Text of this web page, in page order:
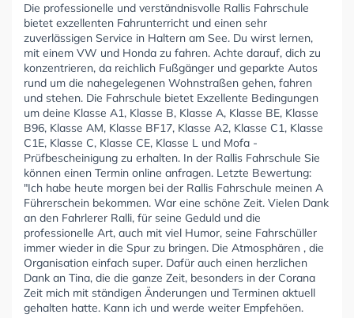
Die professionelle und verständnisvolle Rallis Fahrschule
bietet exzellenten Fahrunterricht und einen sehr
zuverlässigen Service in Haltern am See. Du wirst lernen,
mit einem VW und Honda zu fahren. Achte darauf, dich zu
konzentrieren, da reichlich Fußgänger und geparkte Autos
rund um die nahegelegenen Wohnstraßen gehen, fahren
und stehen. Die Fahrschule bietet Exzellente Bedingungen
um deine Klasse A1, Klasse B, Klasse A, Klasse BE, Klasse
B96, Klasse AM, Klasse BF17, Klasse A2, Klasse C1, Klasse
C1E, Klasse C, Klasse CE, Klasse L und Mofa -
Prüfbescheinigung zu erhalten. In der Rallis Fahrschule Sie
können einen Termin online anfragen. Letzte Bewertung:
"Ich habe heute morgen bei der Rallis Fahrschule meinen A
Führerschein bekommen. War eine schöne Zeit. Vielen Dank
an den Fahrlerer Ralli, für seine Geduld und die
professionelle Art, auch mit viel Humor, seine Fahrschüller
immer wieder in die Spur zu bringen. Die Atmosphären , die
Organisation einfach super. Dafür auch einen herzlichen
Dank an Tina, die die ganze Zeit, besonders in der Corana
Zeit mich mit ständigen Änderungen und Terminen aktuell
gehalten hatte. Kann ich und werde weiter Empfehöen.